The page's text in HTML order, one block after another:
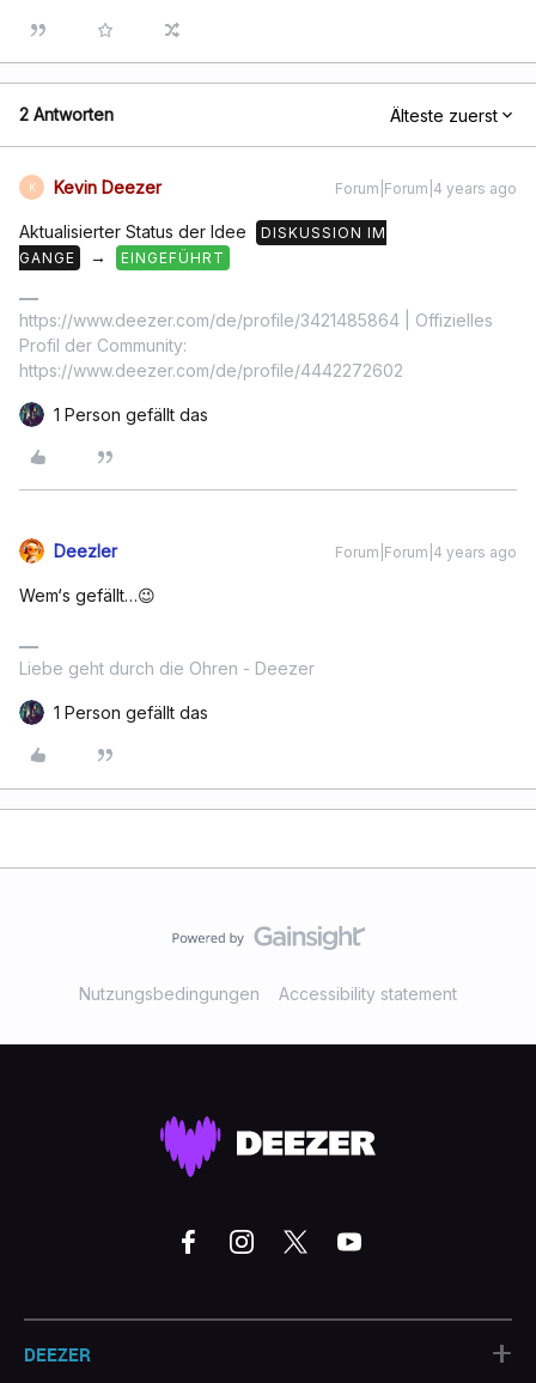
2 Antworten Älteste zuerst
K Kevin Deezer Forum|Forum|4 years ago
Aktualisierter Status der Idee
DISKUSSION IM
GANGE
→ EINGEFÜHRT
https://www.deezer.com/de/profile/3421485864 | Offizielles
Profil der Community:
https://www.deezer.com/de/profile/4442272602
1 Person gefällt das
Deezler Forum|Forum|4 years ago
Wem‘s gefällt…😉
Liebe geht durch die Ohren - Deezer
1 Person gefällt das
Nutzungsbedingungen Accessibility statement
DEEZER +